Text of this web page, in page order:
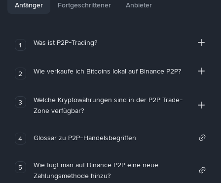
Anfänger Fortgeschrittener Anbieter
1 Was ist P2P-Trading?
2 Wie verkaufe ich Bitcoins lokal auf Binance P2P?
3
Welche Kryptowährungen sind in der P2P Trade-
Zone verfügbar?
4 Glossar zu P2P-Handelsbegriffen
5
Wie fügt man auf Binance P2P eine neue
Zahlungsmethode hinzu?